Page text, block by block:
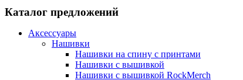
Каталог предложений
Аксессуары
Нашивки
Нашивки на спину с принтами
Нашивки с вышивкой
Нашивки с вышивкой RockMerch